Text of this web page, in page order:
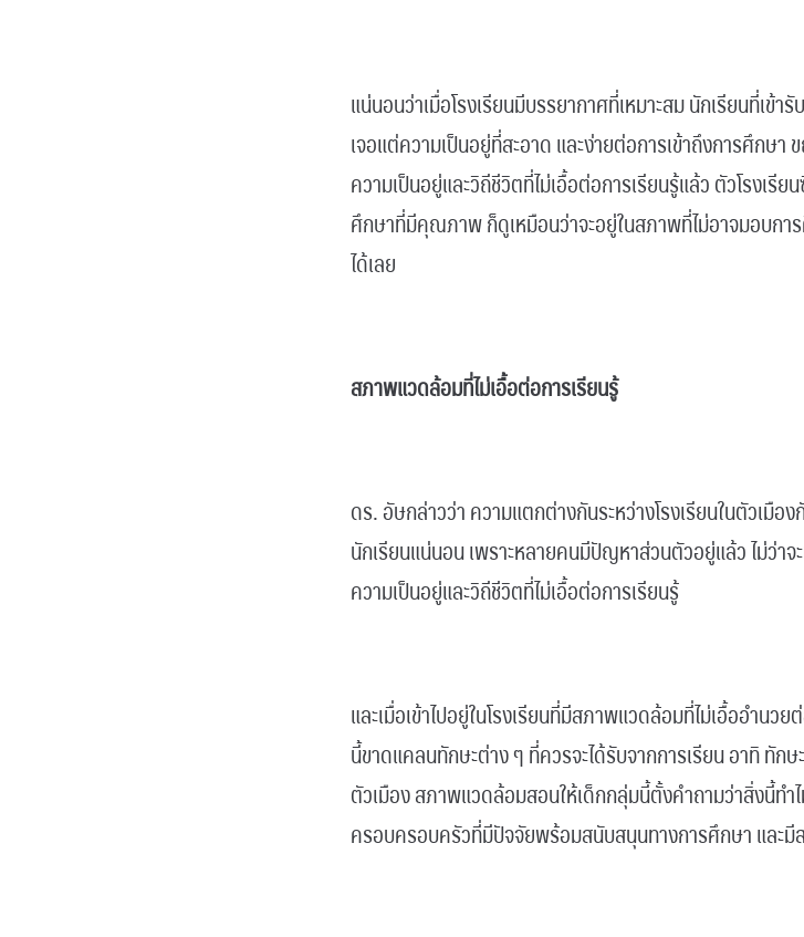
แน่นอนว่าเมื่อโรงเรียนมีบรรยากาศที่เหมาะสม นักเรียนที่เข้
เจอแต่ความเป็นอยู่ที่สะอาด และง่ายต่อการเข้าถึงการศึกษ
ความเป็นอยู่และวิถีชีวิตที่ไม่เอื้อต่อการเรียนรู้แล้ว ตัวโรงเรีย
ศึกษาที่มีคุณภาพ ก็ดูเหมือนว่าจะอยู่ในสภาพที่ไม่อาจมอบกา
ได้เลย
สภาพแวดล้อมที่ไม่เอื้อต่อการเรียนรู้
ดร. อัษกล่าวว่า ความแตกต่างกันระหว่างโรงเรียนในตัวเมือ
นักเรียนแน่นอน เพราะหลายคนมีปัญหาส่วนตัวอยู่แล้ว ไม่ว่า
ความเป็นอยู่และวิถีชีวิตที่ไม่เอื้อต่อการเรียนรู้
และเมื่อเข้าไปอยู่ในโรงเรียนที่มีสภาพแวดล้อมที่ไม่เอื้ออำนว
นี้ขาดแคลนทักษะต่าง ๆ ที่ควรจะได้รับจากการเรียน อาทิ ทักษ
ตัวเมือง สภาพแวดล้อมสอนให้เด็กกลุ่มนี้ตั้งคำถามว่าสิ่งนี้ทำ
ครอบครอบครัวที่มีปัจจัยพร้อมสนับสนุนทางการศึกษา และ